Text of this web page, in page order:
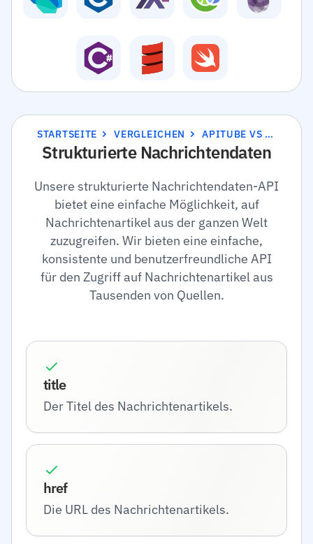
STARTSEITE VERGLEICHEN APITUBE VS SCRAPINGBEE
Strukturierte Nachrichtendaten
Unsere strukturierte Nachrichtendaten-API
bietet eine einfache Möglichkeit, auf
Nachrichtenartikel aus der ganzen Welt
zuzugreifen. Wir bieten eine einfache,
konsistente und benutzerfreundliche API
für den Zugriff auf Nachrichtenartikel aus
Tausenden von Quellen.
title
Der Titel des Nachrichtenartikels.
href
Die URL des Nachrichtenartikels.